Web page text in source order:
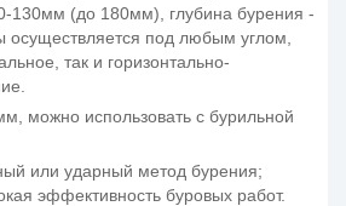
130мм (до 180мм), глубина бурения -
осуществляется под любым углом,
так и горизонтально-
можно использовать с бурильной
или ударный метод бурения;
эффективность буровых работ.